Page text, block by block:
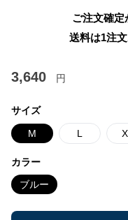
ご注文確定
送料は1注
3,640 円
サイズ
M L
カラー
ブルー